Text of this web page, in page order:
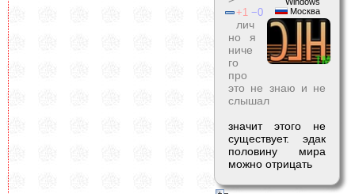
Москва
1 0
лич
но я
ниче
го
про
это не знаю и не
слышал
значит этого не
существует. эдак
половину мира
можно отрицать